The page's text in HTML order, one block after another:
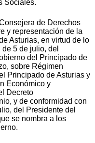
Sociales.
de Derechos
y representación de la
Asturias, en virtud de lo
5 de julio, del
del Principado de
sobre Régimen
Principado de Asturias y
Económico y
Decreto
y de conformidad con
del Presidente del
se nombra a los